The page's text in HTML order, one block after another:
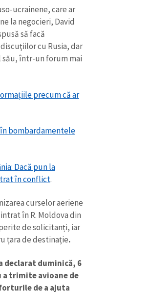
ucrainene, care ar
la negocieri, David
să facă
cu Rusia, dar
său, într-un forum mai
precum că ar
bombardamentele
Dacă pun la
în conflict.
curselor aeriene
în R. Moldova din
de solicitanți, iar
țara de destinație.
declarat duminică, 6
a trimite avioane de
de a ajuta